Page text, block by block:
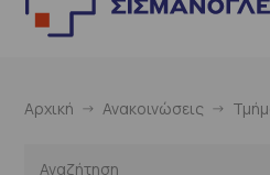
Αρχική Ανακοινώσεις